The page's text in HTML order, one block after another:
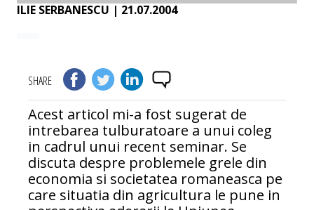
ILIE SERBANESCU | 21.07.2004
SHARE
Acest articol mi-a fost sugerat de
intrebarea tulburatoare a unui coleg
in cadrul unui recent seminar. Se
discuta despre problemele grele din
economia si societatea romaneasca pe
care situatia din agricultura le pune in